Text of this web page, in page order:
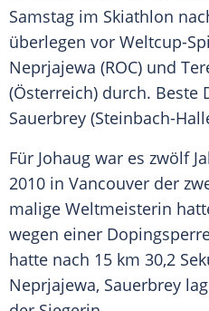
Samstag im Skiathlon
überlegen vor Weltcup-
Neprjajewa (ROC) und
(Österreich) durch. Beste
Sauerbrey (Steinbach-
Für Johaug war es zwölf
2010 in Vancouver der
malige Weltmeisterin
wegen einer
hatte nach 15 km 30,2
Neprjajewa, Sauerbrey